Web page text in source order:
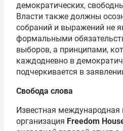
демократических,
Власти также должны
собраний и выражений не
формальными
выборов, а принципами,
каждодневно в
подчеркивается в
Свобода слова
Известная международная
организация Freedom